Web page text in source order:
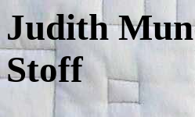
Judith
Stoff